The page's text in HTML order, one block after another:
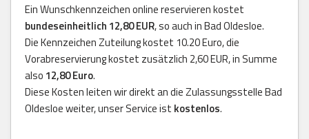
Ein Wunschkennzeichen online reservieren kostet
bundeseinheitlich 12,80 EUR, so auch in Bad Oldesloe.
Die Kennzeichen Zuteilung kostet 10.20 Euro, die
Vorabreservierung kostet zusätzlich 2,60 EUR, in Summe
also 12,80 Euro.
Diese Kosten leiten wir direkt an die Zulassungsstelle Bad
Oldesloe weiter, unser Service ist kostenlos.